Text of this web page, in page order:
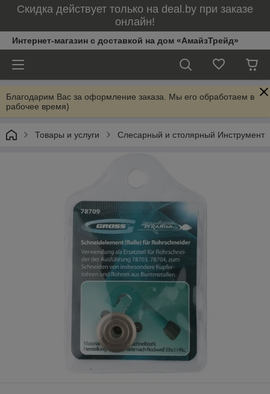
Скидка действует только на deal.by при заказе
онлайн!
Интернет-магазин с доставкой на дом «АмайзТрейд»
Благодарим Вас за оформление заказа. Мы его обработаем в
рабочее время)
Товары и услуги Слесарный и столярный Инструмент